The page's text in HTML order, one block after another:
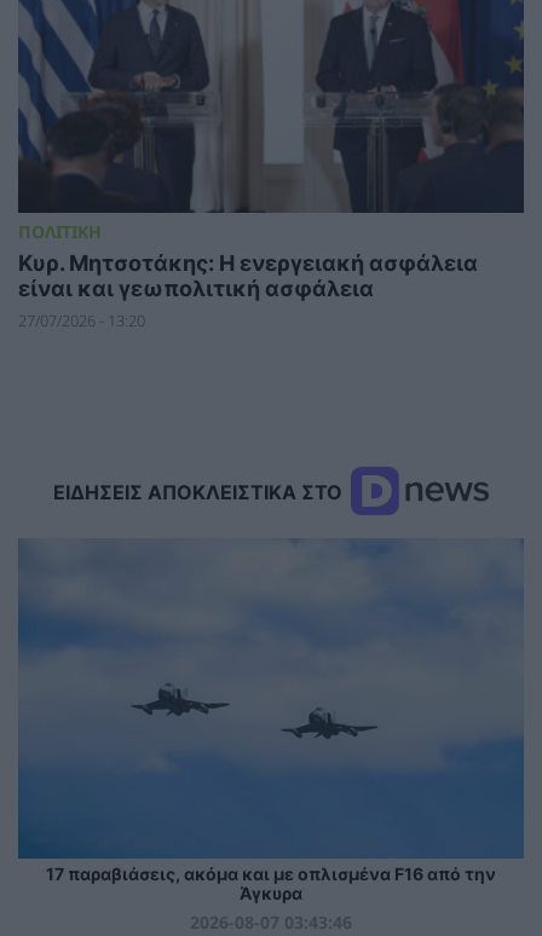
ΠΟΛΙΤΙΚΗ
Κυρ. Μητσοτάκης: Η ενεργειακή ασφάλεια
είναι και γεωπολιτική ασφάλεια
27/07/2026 - 13:20
ΕΙΔΗΣΕΙΣ ΑΠΟΚΛΕΙΣΤΙΚΑ ΣΤΟ
17 παραβιάσεις, ακόμα και με οπλισμένα F16 από την
Άγκυρα
2026-08-07 03:43:46